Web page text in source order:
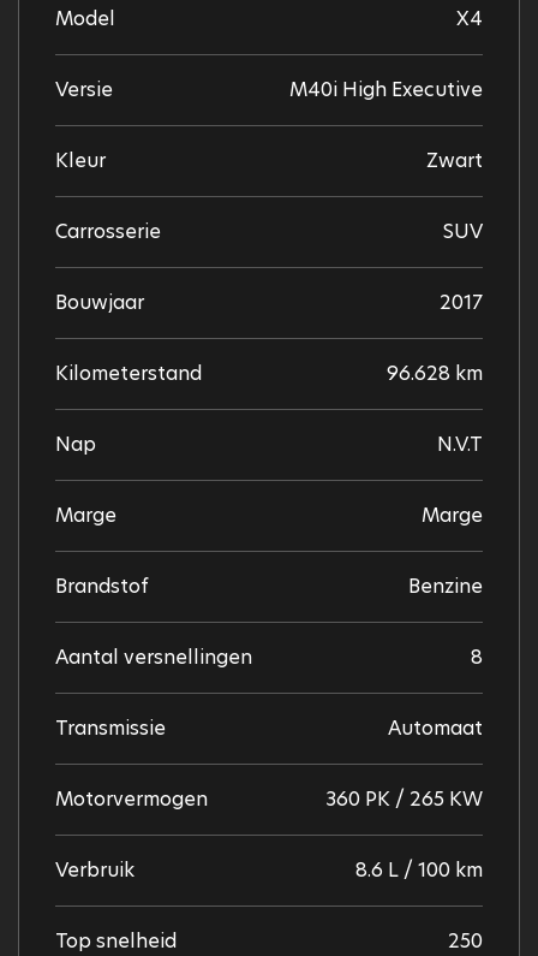
Model X4
Versie M40i High Executive
Kleur Zwart
Carrosserie SUV
Bouwjaar 2017
Kilometerstand 96.628 km
Nap N.V.T
Marge Marge
Brandstof Benzine
Aantal versnellingen 8
Transmissie Automaat
Motorvermogen 360 PK / 265 KW
Verbruik 8.6 L / 100 km
Top snelheid 250